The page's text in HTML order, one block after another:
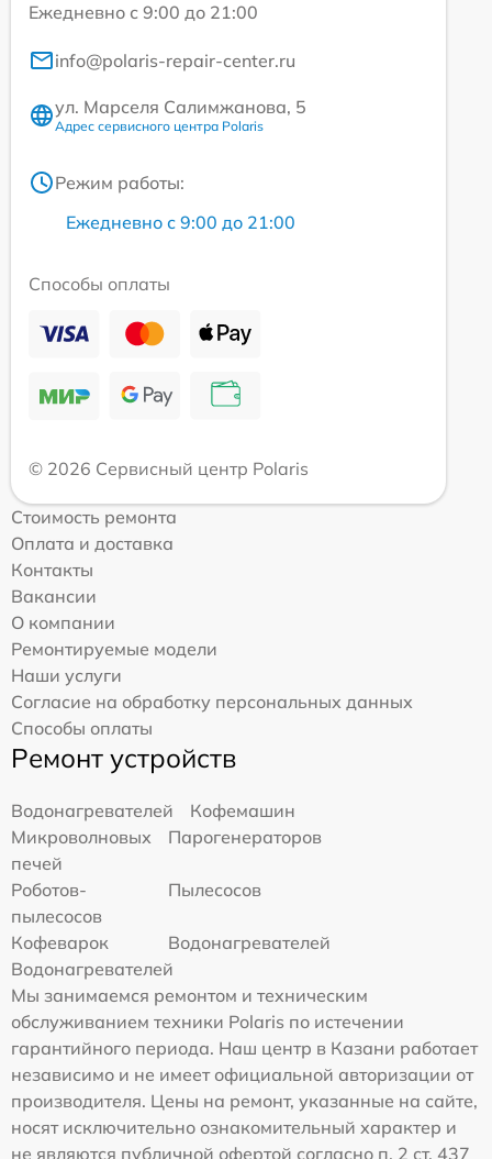
Ежедневно с 9:00 до 21:00
info@polaris-repair-center.ru
ул. Марселя Салимжанова, 5
Адрес сервисного центра Polaris
Режим работы:
Ежедневно с 9:00 до 21:00
Способы оплаты
© 2026 Сервисный центр Polaris
Стоимость ремонта
Оплата и доставка
Контакты
Вакансии
О компании
Ремонтируемые модели
Наши услуги
Согласие на обработку персональных данных
Способы оплаты
Ремонт устройств
Водонагревателей
Кофемашин
Микроволновых
печей
Парогенераторов
Роботов-
пылесосов
Пылесосов
Кофеварок
Водонагревателей
Водонагревателей
Мы занимаемся ремонтом и техническим
обслуживанием техники Polaris по истечении
гарантийного периода. Наш центр в Казани работает
независимо и не имеет официальной авторизации от
производителя. Цены на ремонт, указанные на сайте,
носят исключительно ознакомительный характер и
не являются публичной офертой согласно п. 2 ст. 437